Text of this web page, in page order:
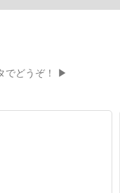
でどうぞ！ ▶